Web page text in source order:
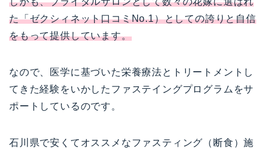
た「ゼクシィネット口コミNo.1）としての誇りと自信
をもって提供しています。
なので、医学に基づいた栄養療法とトリートメントし
てきた経験をいかしたファステイングプログラムをサ
ポートしているのです。
石川県で安くてオススメなファスティング（断食）施